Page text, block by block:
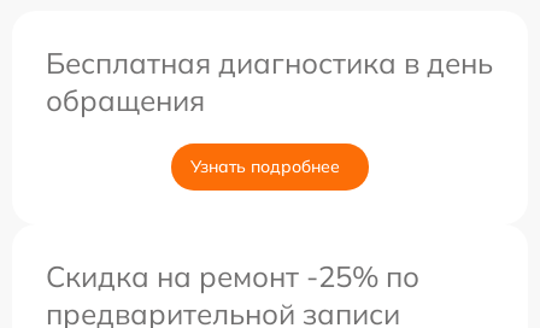
Бесплатная диагностика в день
обращения
Узнать подробнее
Скидка на ремонт -25% по
предварительной записи